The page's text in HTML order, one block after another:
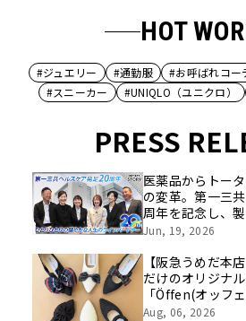
HOT
#ジュエリー #通勤服 #お呼ばれコー
#スニーカー
#UNIQLO（ユニクロ）
PRESS
医薬品からトー
の変革。第一三
周年を記念し、
挑戦の舞台や旧
像を公開！
Jun, 19, 2026
【阪急うめだ本
だけのオリジナ
「Öffen(オッフ
イベントを開催
Aug, 06, 2026